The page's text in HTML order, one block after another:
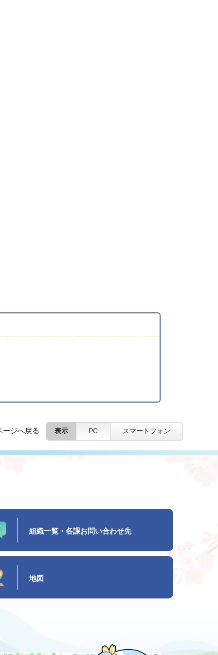
ージへ戻る 表示 PC スマートフォン
組織一覧・各課お問い合わせ先
地図